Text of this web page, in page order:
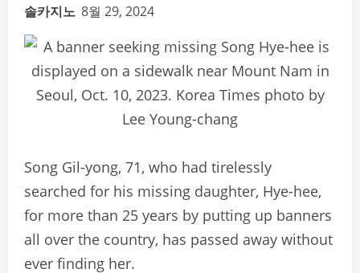
솔카지노 8월 29, 2024
Song Gil-yong, 71, who had tirelessly
searched for his missing daughter, Hye-hee,
for more than 25 years by putting up banners
all over the country, has passed away without
ever finding her.